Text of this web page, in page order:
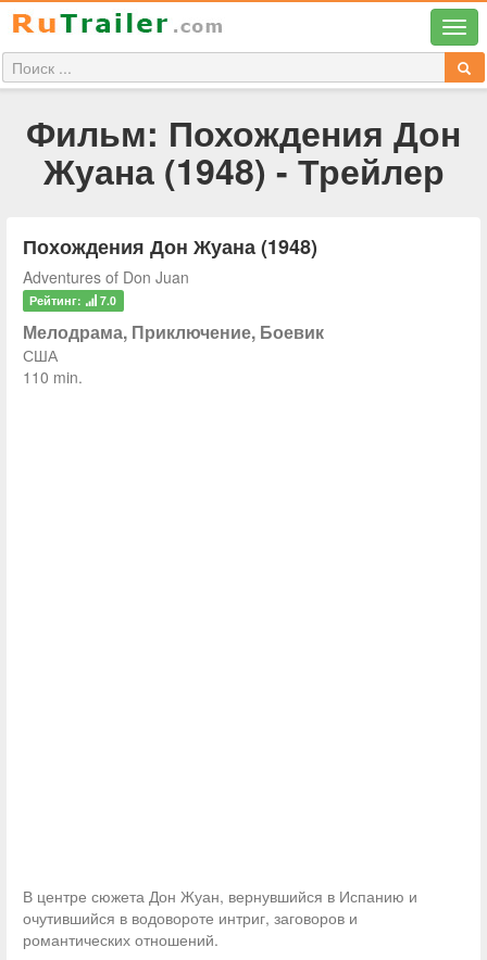
Фильм: Похождения Дон
Жуана (1948) - Трейлер
Похождения Дон Жуана (1948)
Adventures of Don Juan
Рейтинг: 7.0
Мелодрама, Приключение, Боевик
США
110 min.
В центре сюжета Дон Жуан, вернувшийся в Испанию и
очутившийся в водовороте интриг, заговоров и
романтических отношений.